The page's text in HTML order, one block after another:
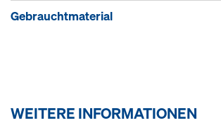
Gebrauchtmaterial
WEITERE INFORMATIONEN